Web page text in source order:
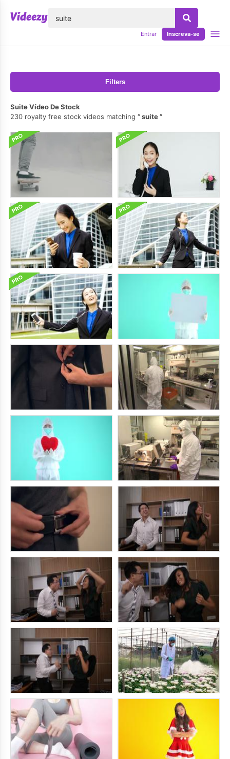
Entrar Inscreva-se
Filters
Suite Vídeo De Stock
230 royalty free stock videos matching
suite